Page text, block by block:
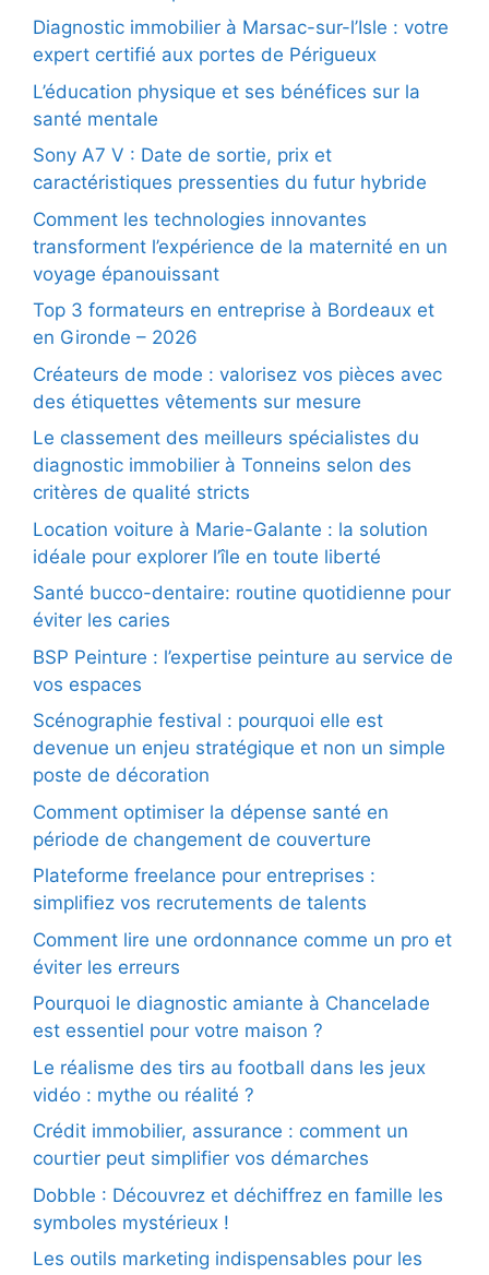
Diagnostic immobilier à Marsac-sur-l’Isle : votre
expert certifié aux portes de Périgueux
L’éducation physique et ses bénéfices sur la
santé mentale
Sony A7 V : Date de sortie, prix et
caractéristiques pressenties du futur hybride
Comment les technologies innovantes
transforment l’expérience de la maternité en un
voyage épanouissant
Top 3 formateurs en entreprise à Bordeaux et
en Gironde – 2026
Créateurs de mode : valorisez vos pièces avec
des étiquettes vêtements sur mesure
Le classement des meilleurs spécialistes du
diagnostic immobilier à Tonneins selon des
critères de qualité stricts
Location voiture à Marie-Galante : la solution
idéale pour explorer l’île en toute liberté
Santé bucco-dentaire: routine quotidienne pour
éviter les caries
BSP Peinture : l’expertise peinture au service de
vos espaces
Scénographie festival : pourquoi elle est
devenue un enjeu stratégique et non un simple
poste de décoration
Comment optimiser la dépense santé en
période de changement de couverture
Plateforme freelance pour entreprises :
simplifiez vos recrutements de talents
Comment lire une ordonnance comme un pro et
éviter les erreurs
Pourquoi le diagnostic amiante à Chancelade
est essentiel pour votre maison ?
Le réalisme des tirs au football dans les jeux
vidéo : mythe ou réalité ?
Crédit immobilier, assurance : comment un
courtier peut simplifier vos démarches
Dobble : Découvrez et déchiffrez en famille les
symboles mystérieux !
Les outils marketing indispensables pour les